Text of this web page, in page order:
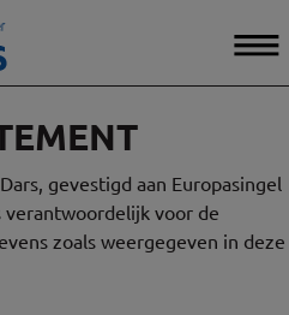
gevestigd aan Europasingel
verantwoordelijk voor de
zoals weergegeven in deze